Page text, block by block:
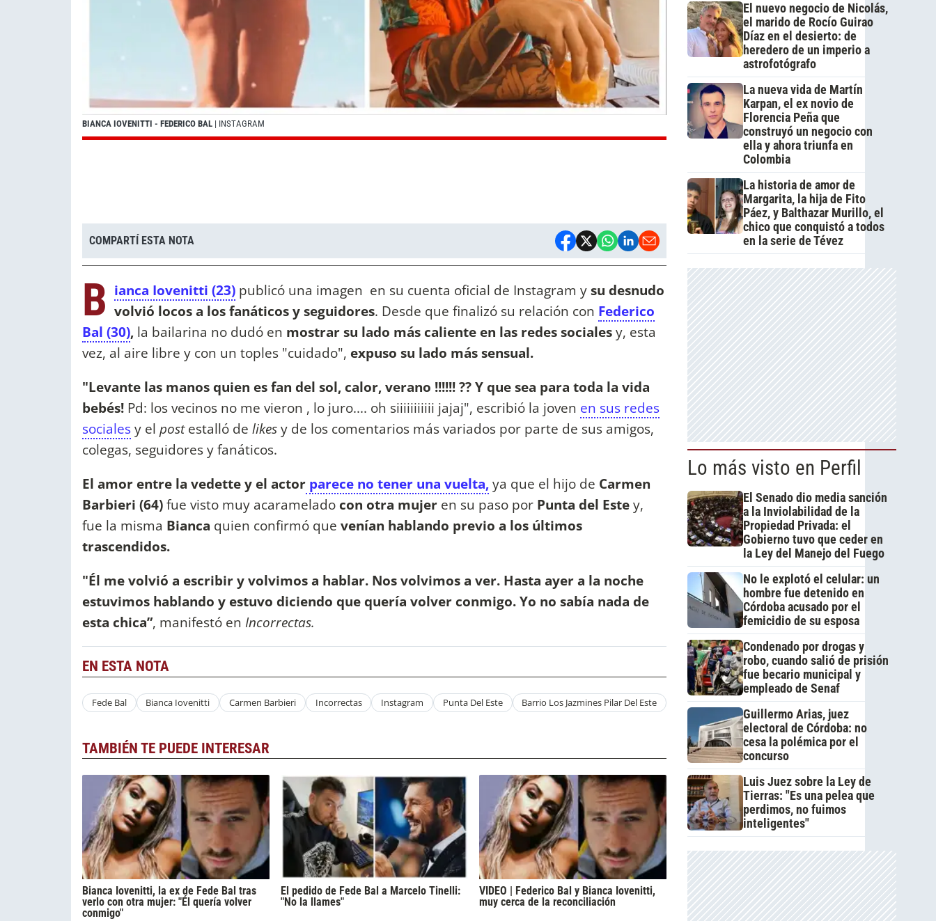
BIANCA IOVENITTI - FEDERICO BAL | INSTAGRAM
COMPARTÍ ESTA NOTA
B ianca Iovenitti (23) publicó una imagen en su cuenta oficial de Instagram ysu desnudo
volvió locos a los fanáticos y seguidores. Desde que finalizó su relación con Federico
Bal (30), la bailarina no dudó en mostrar su lado más caliente en las redes socialesy, esta
vez, al aire libre y con un toples "cuidado", expuso su lado más sensual.
"Levante las manos quien es fan del sol, calor, verano !!!!!! ?? Y que sea para toda la vida
bebés! Pd: los vecinos no me vieron , lo juro.... oh siiiiiiiiiii jajaj", escribió la joven en sus redes
socialesy el postestalló de likesy de los comentarios más variados por parte de sus amigos,
colegas, seguidores y fanáticos.
El amor entre la vedette y el actor parece no tener una vuelta,ya que el hijo de Carmen
Barbieri (64)fue visto muy acaramelado con otra mujer en su paso por Punta del Estey,
fue la misma Bianca quien confirmó que venían hablando previo a los últimos
trascendidos.
"Él me volvió a escribir y volvimos a hablar. Nos volvimos a ver. Hasta ayer a la noche
estuvimos hablando y estuvo diciendo que quería volver conmigo. Yo no sabía nada de
esta chica”, manifestó en Incorrectas.
EN ESTA NOTA
Fede Bal Bianca Iovenitti Carmen Barbieri Incorrectas Instagram Punta Del Este Barrio Los Jazmines Pilar Del Este
TAMBIÉN TE PUEDE INTERESAR
Bianca Iovenitti, la ex de Fede Bal tras
verlo con otra mujer: "Él quería volver
conmigo"
El pedido de Fede Bal a Marcelo Tinelli:
"No la llames"
VIDEO | Federico Bal y Bianca Iovenitti,
muy cerca de la reconciliación
El nuevo negocio de Nicolás,
el marido de Rocío Guirao
Díaz en el desierto: de
heredero de un imperio a
astrofotógrafo
La nueva vida de Martín
Karpan, el ex novio de
Florencia Peña que
construyó un negocio con
ella y ahora triunfa en
Colombia
La historia de amor de
Margarita, la hija de Fito
Páez, y Balthazar Murillo, el
chico que conquistó a todos
en la serie de Tévez
Lo más visto en Perfil
El Senado dio media sanción
a la Inviolabilidad de la
Propiedad Privada: el
Gobierno tuvo que ceder en
la Ley del Manejo del Fuego
No le explotó el celular: un
hombre fue detenido en
Córdoba acusado por el
femicidio de su esposa
Condenado por drogas y
robo, cuando salió de prisión
fue becario municipal y
empleado de Senaf
Guillermo Arias, juez
electoral de Córdoba: no
cesa la polémica por el
concurso
Luis Juez sobre la Ley de
Tierras: "Es una pelea que
perdimos, no fuimos
inteligentes"